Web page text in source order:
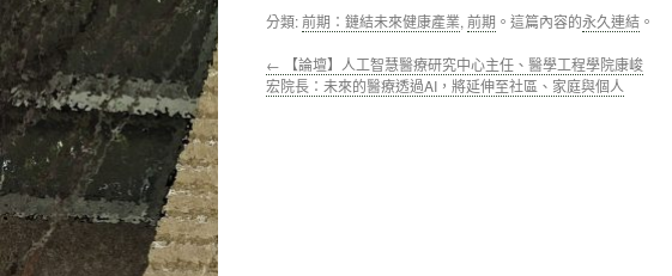
分類:前期：鏈結未來健康產業, 前期 。這篇內容的永久連結 。
← 【論壇】人工智慧醫療研究中心主任、醫學工程學院康峻
宏院長：未來的醫療透過AI，將延伸至社區、家庭與個人